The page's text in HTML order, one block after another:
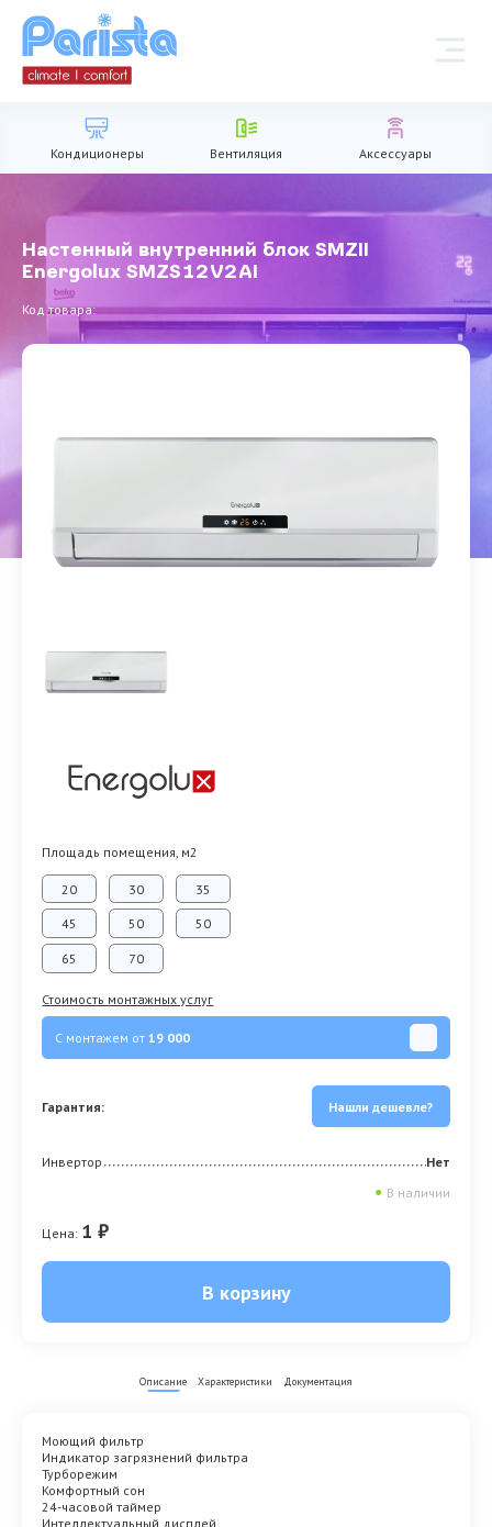
Кондиционеры Вентиляция Аксессуары
Настенный внутренний блок SMZII
Energolux SMZS12V2AI
Код товара:
Площадь помещения, м2
20 30 35
45 50 50
65 70
Стоимость монтажных услуг
С монтажем от19 000
Гарантия: Нашли дешевле?
Инвертор
Нет
● В наличии
Цена: 1 ₽
В корзину
Описание Характеристики Документация
Моющий фильтр
Индикатор загрязнений фильтра
Турборежим
Комфортный сон
24-часовой таймер
Интеллектуальный дисплей